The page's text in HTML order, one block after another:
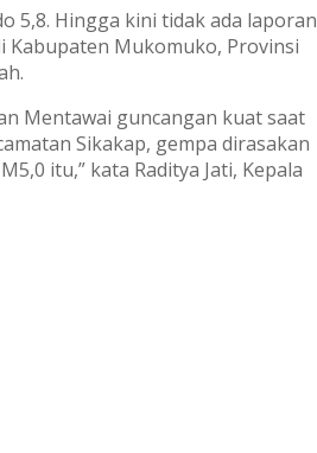
5,8. Hingga kini tidak ada laporan
Kabupaten Mukomuko, Provinsi
Mentawai guncangan kuat saat
Sikakap, gempa dirasakan
itu,” kata Raditya Jati, Kepala